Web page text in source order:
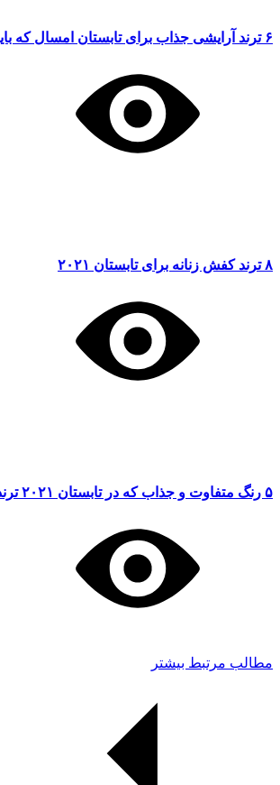
۶ ترند آرایشی جذاب برای تابستان امسال که باید بدانید
۸ ترند کفش زنانه برای تابستان ۲۰۲۱
۵ رنگ متفاوت و جذاب که در تابستان ۲۰۲۱ ترند شده‌اند
مطالب مرتبط بیشتر